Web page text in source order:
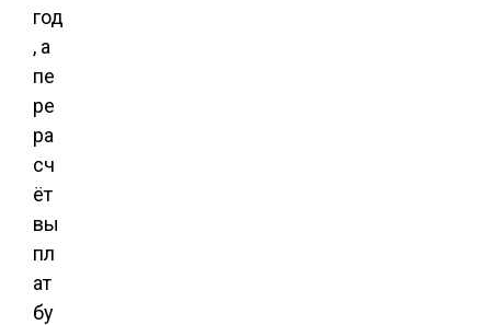
год
, а
пе
ре
ра
сч
ёт
вы
пл
ат
бу